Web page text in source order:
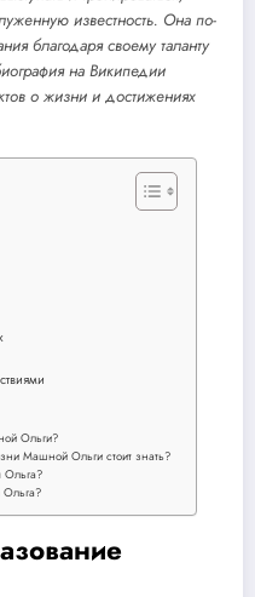
известность. Она по-
благодаря своему таланту
на Википедии
о жизни и достижениях
Ольги?
Машной Ольги стоит знать?
Ольга?